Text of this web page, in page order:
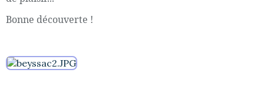
Bonne découverte !